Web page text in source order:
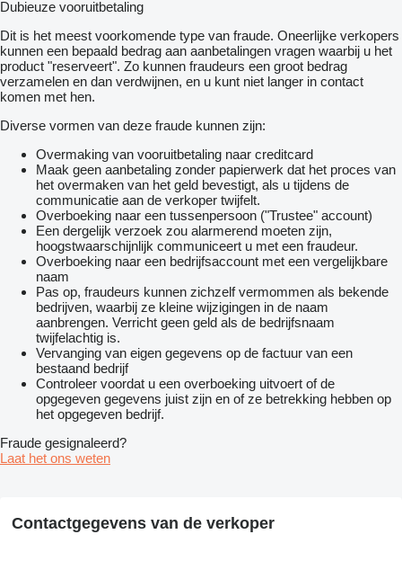
Dubieuze vooruitbetaling
Dit is het meest voorkomende type van fraude. Oneerlijke verkopers
kunnen een bepaald bedrag aan aanbetalingen vragen waarbij u het
product "reserveert". Zo kunnen fraudeurs een groot bedrag
verzamelen en dan verdwijnen, en u kunt niet langer in contact
komen met hen.
Diverse vormen van deze fraude kunnen zijn:
Overmaking van vooruitbetaling naar creditcard
Maak geen aanbetaling zonder papierwerk dat het proces van
het overmaken van het geld bevestigt, als u tijdens de
communicatie aan de verkoper twijfelt.
Overboeking naar een tussenpersoon ("Trustee" account)
Een dergelijk verzoek zou alarmerend moeten zijn,
hoogstwaarschijnlijk communiceert u met een fraudeur.
Overboeking naar een bedrijfsaccount met een vergelijkbare
naam
Pas op, fraudeurs kunnen zichzelf vermommen als bekende
bedrijven, waarbij ze kleine wijzigingen in de naam
aanbrengen. Verricht geen geld als de bedrijfsnaam
twijfelachtig is.
Vervanging van eigen gegevens op de factuur van een
bestaand bedrijf
Controleer voordat u een overboeking uitvoert of de
opgegeven gegevens juist zijn en of ze betrekking hebben op
het opgegeven bedrijf.
Fraude gesignaleerd?
Laat het ons weten
Contactgegevens van de verkoper